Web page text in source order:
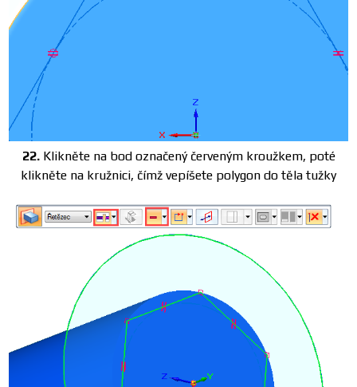
22.Klikněte na bod označený červeným kroužkem, poté
klikněte na kružnici, čímž vepíšete polygon do těla tužky